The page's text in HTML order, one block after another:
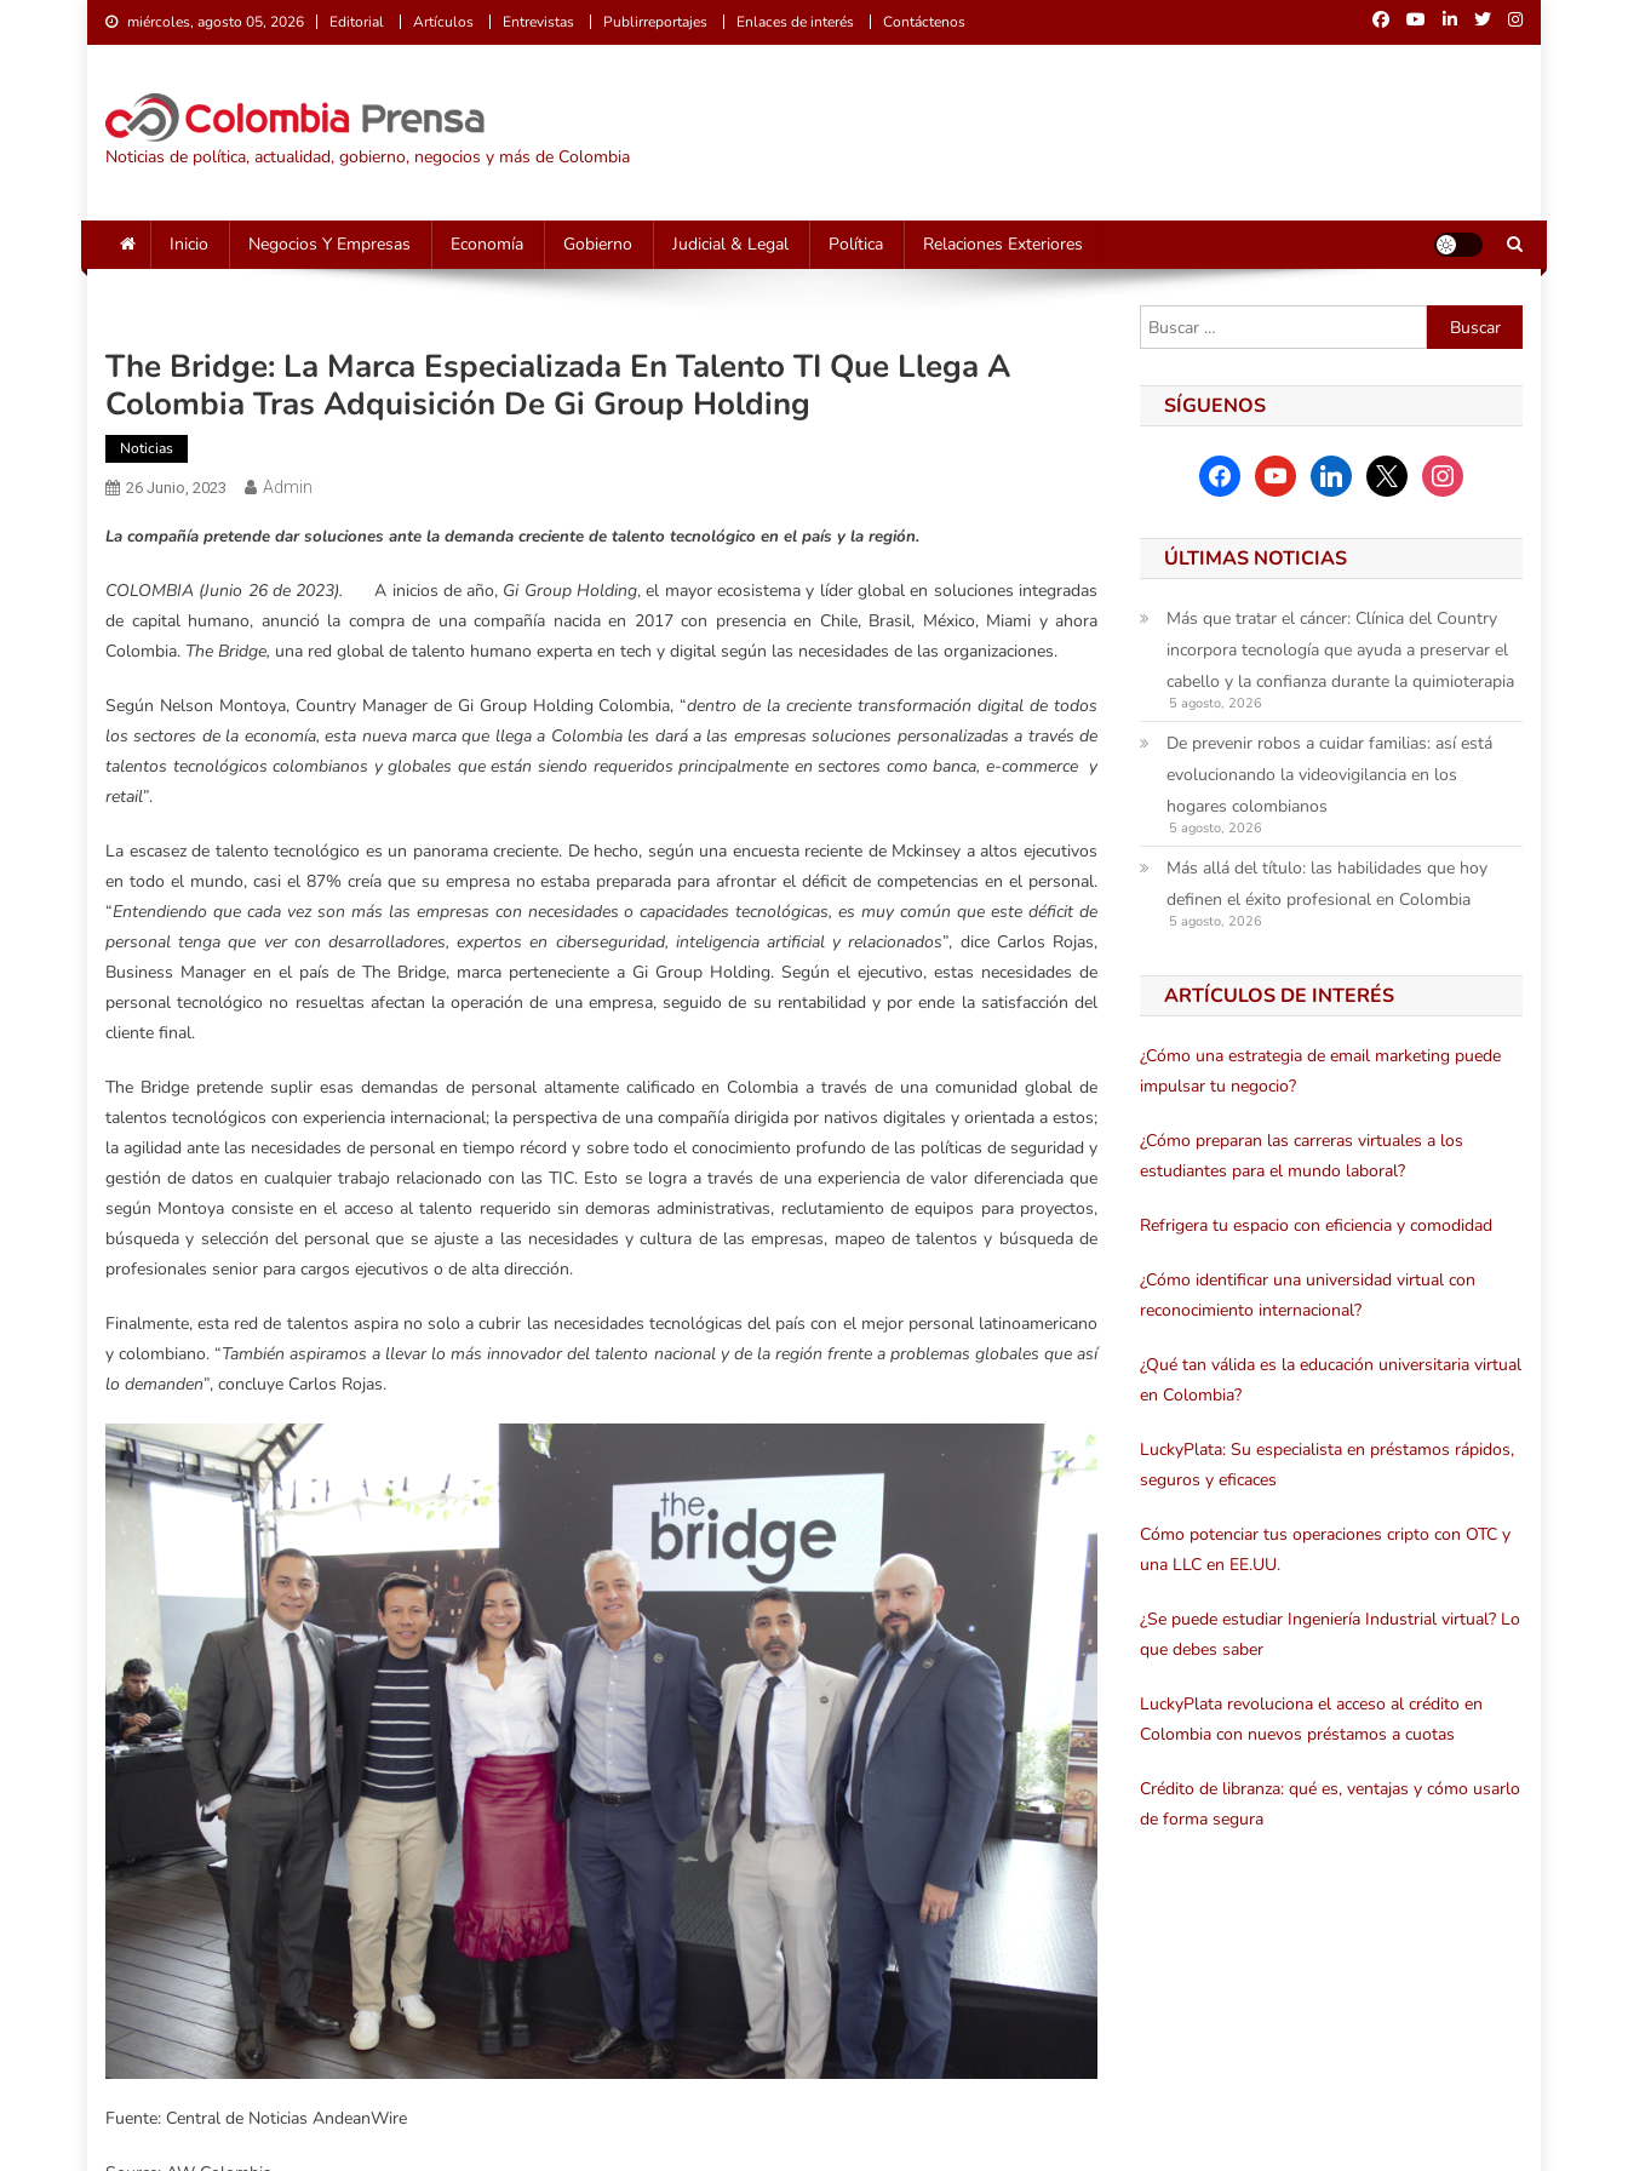
Saltar
al
miércoles, agosto 05, 2026 Editorial Artículos Entrevistas Publirreportajes Enlaces de interés Contáctenos
Noticias de política, actualidad, gobierno, negocios y más de Colombia
Inicio Negocios Y Empresas Economía Gobierno Judicial & Legal Política Relaciones Exteriores
The Bridge: La Marca Especializada En Talento TI Que Llega A
Colombia Tras Adquisición De Gi Group Holding
Noticias
26 Junio, 2023 Admin
La compañía pretende dar soluciones ante la demanda creciente de talento tecnológico en el país y la región.
COLOMBIA (Junio 26 de 2023).A inicios de año, Gi Group Holding, el mayor ecosistema y líder global en soluciones integradas
de capital humano, anunció la compra de una compañía nacida en 2017 con presencia en Chile, Brasil, México, Miami y ahora
Colombia. The Bridge, una red global de talento humano experta en tech y digital según las necesidades de las organizaciones.
Según Nelson Montoya, Country Manager de Gi Group Holding Colombia, “dentro de la creciente transformación digital de todos
los sectores de la economía, esta nueva marca que llega a Colombia les dará a las empresas soluciones personalizadas a través de
talentos tecnológicos colombianos y globales que están siendo requeridos principalmente en sectores como banca, e-commerce y
retail”.
La escasez de talento tecnológico es un panorama creciente. De hecho, según una encuesta reciente de Mckinsey a altos ejecutivos
en todo el mundo, casi el 87% creía que su empresa no estaba preparada para afrontar el déficit de competencias en el personal.
“Entendiendo que cada vez son más las empresas con necesidades o capacidades tecnológicas, es muy común que este déficit de
personal tenga que ver con desarrolladores, expertos en ciberseguridad, inteligencia artificial y relacionados”, dice Carlos Rojas,
Business Manager en el país de The Bridge, marca perteneciente a Gi Group Holding. Según el ejecutivo, estas necesidades de
personal tecnológico no resueltas afectan la operación de una empresa, seguido de su rentabilidad y por ende la satisfacción del
cliente final.
The Bridge pretende suplir esas demandas de personal altamente calificado en Colombia a través de una comunidad global de
talentos tecnológicos con experiencia internacional; la perspectiva de una compañía dirigida por nativos digitales y orientada a estos;
la agilidad ante las necesidades de personal en tiempo récord y sobre todo el conocimiento profundo de las políticas de seguridad y
gestión de datos en cualquier trabajo relacionado con las TIC. Esto se logra a través de una experiencia de valor diferenciada que
según Montoya consiste en el acceso al talento requerido sin demoras administrativas, reclutamiento de equipos para proyectos,
búsqueda y selección del personal que se ajuste a las necesidades y cultura de las empresas, mapeo de talentos y búsqueda de
profesionales senior para cargos ejecutivos o de alta dirección.
Finalmente, esta red de talentos aspira no solo a cubrir las necesidades tecnológicas del país con el mejor personal latinoamericano
y colombiano. “También aspiramos a llevar lo más innovador del talento nacional y de la región frente a problemas globales que así
lo demanden”, concluye Carlos Rojas.
Fuente: Central de Noticias AndeanWire
Buscar:
SÍGUENOS
facebookyoutubelinkedinx instagram
ÚLTIMAS NOTICIAS
Más que tratar el cáncer: Clínica del Country
incorpora tecnología que ayuda a preservar el
cabello y la confianza durante la quimioterapia
5 agosto, 2026
De prevenir robos a cuidar familias: así está
evolucionando la videovigilancia en los
hogares colombianos
5 agosto, 2026
Más allá del título: las habilidades que hoy
definen el éxito profesional en Colombia
5 agosto, 2026
ARTÍCULOS DE INTERÉS
¿Cómo una estrategia de email marketing puede
impulsar tu negocio?
¿Cómo preparan las carreras virtuales a los
estudiantes para el mundo laboral?
Refrigera tu espacio con eficiencia y comodidad
¿Cómo identificar una universidad virtual con
reconocimiento internacional?
¿Qué tan válida es la educación universitaria virtual
en Colombia?
LuckyPlata: Su especialista en préstamos rápidos,
seguros y eficaces
Cómo potenciar tus operaciones cripto con OTC y
una LLC en EE.UU.
¿Se puede estudiar Ingeniería Industrial virtual? Lo
que debes saber
LuckyPlata revoluciona el acceso al crédito en
Colombia con nuevos préstamos a cuotas
Crédito de libranza: qué es, ventajas y cómo usarlo
de forma segura